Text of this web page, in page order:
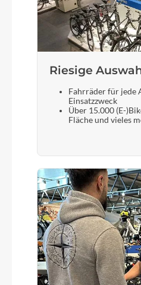
Riesige
Fahrräder für jede
Einsatzzweck
Über 15.000 (E-
Fläche und vieles